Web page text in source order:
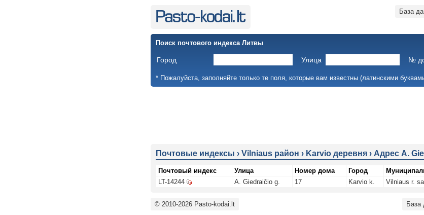
База
Поиск почтового индекса Литвы
Город Улица №
* Пожалуйста, заполняйте только те поля, которые вам известны (латинскими
Почтовые индексы › Vilniaus район › Karvio деревня › Адрес A.
Почтовый индекс Улица Номер дома Город
LT-14244
A. Giedraičio g. 17 Karvio k. Vilniaus r.
© 2010-2026 Pasto-kodai.lt База